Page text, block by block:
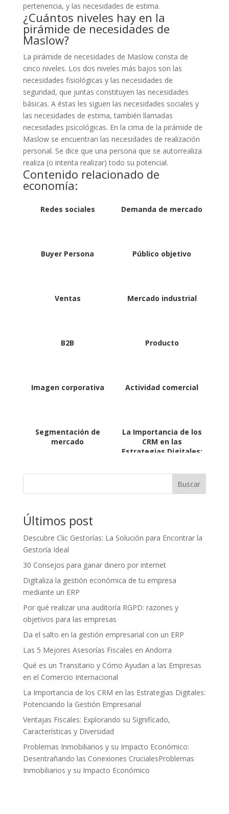
pertenencia, y las necesidades de estima.
¿Cuántos niveles hay en la
pirámide de necesidades de
Maslow?
La pirámide de necesidades de Maslow consta de
cinco niveles. Los dos niveles más bajos son las
necesidades fisiológicas y las necesidades de
seguridad, que juntas constituyen las necesidades
básicas. A éstas les siguen las necesidades sociales y
las necesidades de estima, también llamadas
necesidades psicológicas. En la cima de la pirámide de
Maslow se encuentran las necesidades de realización
personal. Se dice que una persona que se autorrealiza
realiza (o intenta realizar) todo su potencial.
Contenido relacionado de
economía:
Redes sociales Demanda de mercado
Buyer Persona Público objetivo
Ventas Mercado industrial
B2B Producto
Imagen corporativa Actividad comercial
Segmentación de
mercado
La Importancia de los
CRM en las
Estrategias Digitales:
Buscar
Últimos post
Descubre Clic Gestorías: La Solución para Encontrar la
Gestoría Ideal
30 Consejos para ganar dinero por internet
Digitaliza la gestión económica de tu empresa
mediante un ERP
Por qué realizar una auditoría RGPD: razones y
objetivos para las empresas
Da el salto en la gestión empresarial con un ERP
Las 5 Mejores Asesorías Fiscales en Andorra
Qué es un Transitario y Cómo Ayudan a las Empresas
en el Comercio Internacional
La Importancia de los CRM en las Estrategias Digitales:
Potenciando la Gestión Empresarial
Ventajas Fiscales: Explorando su Significado,
Características y Diversidad
Problemas Inmobiliarios y su Impacto Económico:
Desentrañando las Conexiones CrucialesProblemas
Inmobiliarios y su Impacto Económico